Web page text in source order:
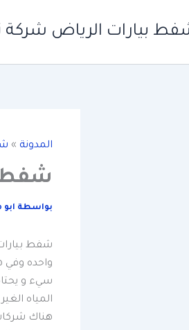
بيارات الرياض
المدونة »
شفط
بواسطة
شفط
واحده وفي
سيء و
المياه
هناك